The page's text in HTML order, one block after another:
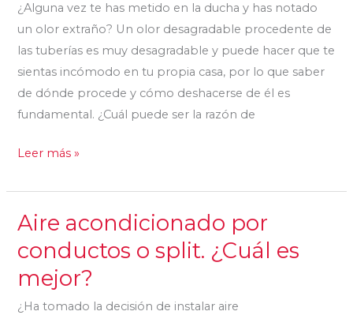
¿Alguna vez te has metido en la ducha y has notado
un olor extraño? Un olor desagradable procedente de
las tuberías es muy desagradable y puede hacer que te
sientas incómodo en tu propia casa, por lo que saber
de dónde procede y cómo deshacerse de él es
fundamental. ¿Cuál puede ser la razón de
el
mal
olor
de
la
ducha
Leer más »
Aire acondicionado por
conductos o split. ¿Cuál es
mejor?
¿Ha tomado la decisión de instalar aire
Aire
acondicionado
por
conductos
o